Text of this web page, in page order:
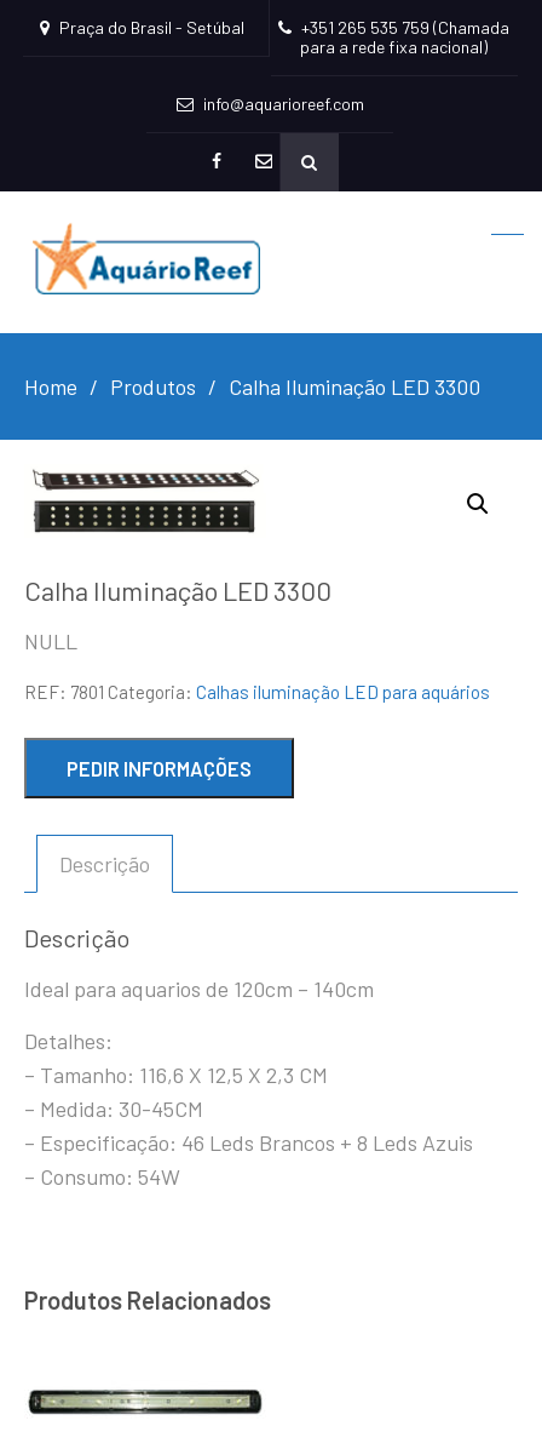
Praça do Brasil - Setúbal
+351 265 535 759 (Chamada
para a rede fixa nacional)
info@aquarioreef.com
mailto
Home Produtos Calha Iluminação LED 3300
Calha Iluminação LED 3300
NULL
REF: 7801 Categoria: Calhas iluminação LED para aquários
Descrição
Descrição
Ideal para aquarios de 120cm – 140cm
Detalhes:
– Tamanho: 116,6 X 12,5 X 2,3 CM
– Medida: 30-45CM
– Especificação: 46 Leds Brancos + 8 Leds Azuis
– Consumo: 54W
Produtos Relacionados